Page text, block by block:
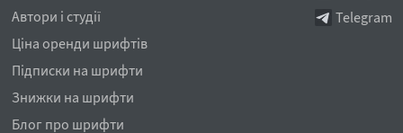
Автори і студії
Ціна оренди шрифтів
Підписки на шрифти
Знижки на шрифти
Блог про шрифти
Telegram